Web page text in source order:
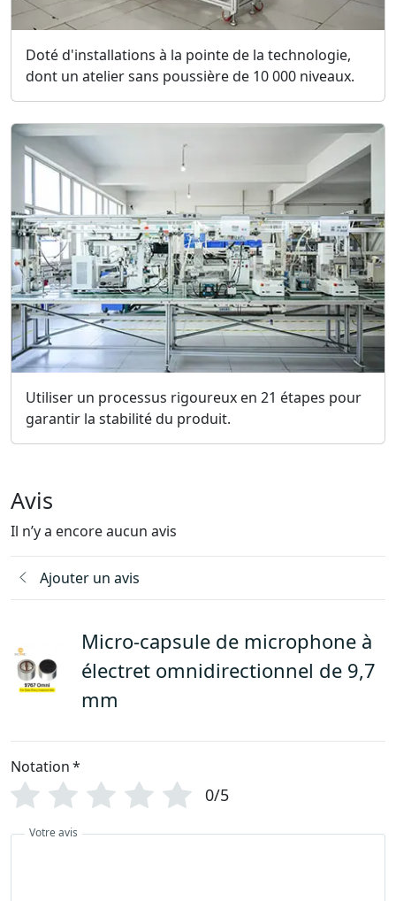
Doté d'installations à la pointe de la technologie,
dont un atelier sans poussière de 10 000 niveaux.
Utiliser un processus rigoureux en 21 étapes pour
garantir la stabilité du produit.
Avis
Il n’y a encore aucun avis
Ajouter un avis
Micro-capsule de microphone à
électret omnidirectionnel de 9,7
mm
Notation*
0/5
Votre avis